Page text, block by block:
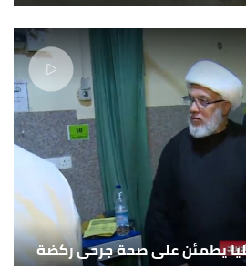
يطمئن على صحة جرحى ركضة